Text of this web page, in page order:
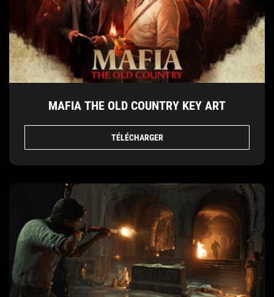
MAFIA THE OLD COUNTRY KEY ART
TÉLÉCHARGER